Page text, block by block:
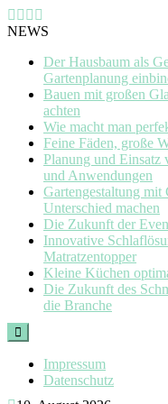
NEWS
Der Hausbaum als
Gartenplanung
Bauen mit großen
achten
Wie macht man
Feine Fäden, große
Planung und Einsatz
und Anwendungen
Gartengestaltung mit
Unterschied machen
Die Zukunft der
Innovative
Matratzentopper
Kleine Küchen
Die Zukunft des
die Branche
to
content
Impressum
Datenschutz